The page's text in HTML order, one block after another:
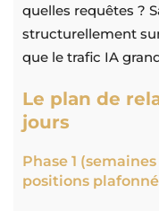
quelles requêtes ?
structurellement
que le trafic IA
Le plan de
jours
Phase 1
positions